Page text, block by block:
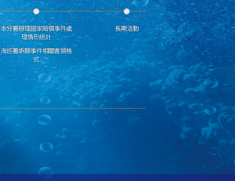
本分署辦理國家賠償事件處
理情形統計
海巡署訴願事件相關書類格
式
長期活動